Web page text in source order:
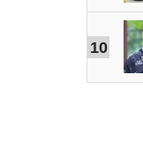
10